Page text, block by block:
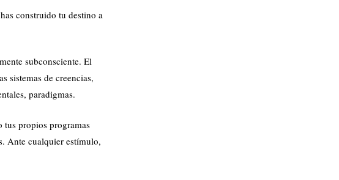
construido tu destino a
subconsciente. El
sistemas de creencias,
paradigmas.
tus propios programas
Ante cualquier estímulo,